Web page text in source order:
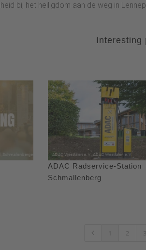
bij het heiligdom aan de weg in
Interesting
ADAC Radservice-Station
Schmallenberg
1 2 3